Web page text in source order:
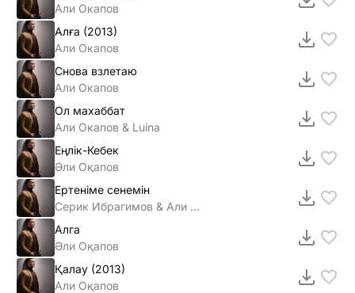
Али Окапов
Алға (2013)
Али Окапов
Снова взлетаю
Али Окапов
Ол махаббат
Али Окапов & Luina
Еңлiк-Кебек
Әли Оқапов
Ертенiме сенемiн
Серик Ибрагимов & Али Окапов
Алга
Әли Оқапов
Қалау (2013)
Али Оқапов